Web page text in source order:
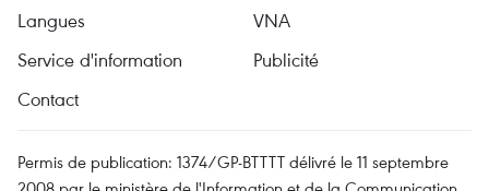
Langues
VNA
Service d'information
Publicité
Contact
Permis de publication: 1374/GP-BTTTT délivré le 11 septembre